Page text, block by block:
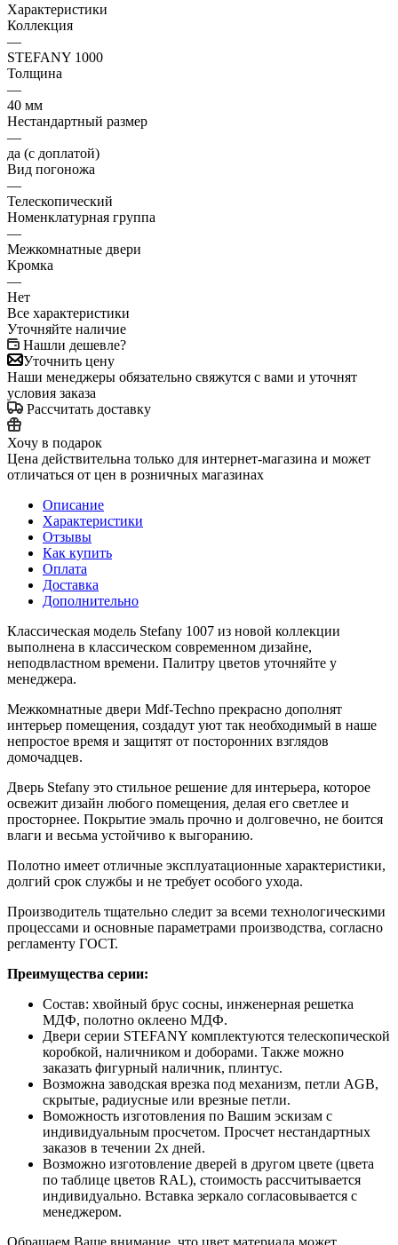
Характеристики
Коллекция
—
STEFANY 1000
Толщина
—
40 мм
Нестандартный размер
—
да (с доплатой)
Вид погоножа
—
Телескопический
Номенклатурная группа
—
Межкомнатные двери
Кромка
—
Нет
Все характеристики
Уточняйте наличие
Нашли дешевле?
Уточнить цену
Наши менеджеры обязательно свяжутся с вами и уточнят
условия заказа
Рассчитать доставку
Хочу в подарок
Цена действительна только для интернет-магазина и может
отличаться от цен в розничных магазинах
Описание
Характеристики
Отзывы
Как купить
Оплата
Доставка
Дополнительно
Классическая модель Stefany 1007 из новой коллекции
выполнена в классическом современном дизайне,
неподвластном времени. Палитру цветов уточняйте у
менеджера.
Межкомнатные двери Mdf-Techno прекрасно дополнят
интерьер помещения, создадут уют так необходимый в наше
непростое время и защитят от посторонних взглядов
домочадцев.
Дверь Stefany это стильное решение для интерьера, которое
освежит дизайн любого помещения, делая его светлее и
просторнее. Покрытие эмаль прочно и долговечно, не боится
влаги и весьма устойчиво к выгоранию.
Полотно имеет отличные эксплуатационные характеристики,
долгий срок службы и не требует особого ухода.
Производитель тщательно следит за всеми технологическими
процессами и основные параметрами производства, согласно
регламенту ГОСТ.
Преимущества серии:
Состав: хвойный брус сосны, инженерная решетка
МДФ, полотно оклеено МДФ.
Двери серии STEFANY комплектуются телескопической
коробкой, наличником и доборами. Также можно
заказать фигурный наличник, плинтус.
Возможна заводская врезка под механизм, петли AGB,
скрытые, радиусные или врезные петли.
Воможность изготовления по Вашим эскизам с
индивидуальным просчетом. Просчет нестандартных
заказов в течении 2х дней.
Возможно изготовление дверей в другом цвете (цвета
по таблице цветов RAL), стоимость рассчитывается
индивидуально. Вставка зеркало согласовывается с
менеджером.
Обращаем Ваше внимание, что цвет материала может